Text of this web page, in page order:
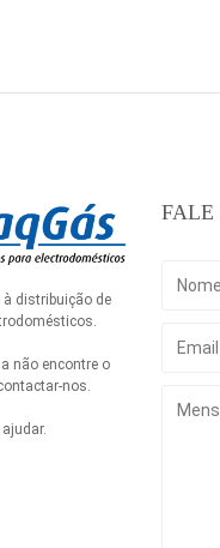
à distribuição de
não encontre o
nos.
FALE